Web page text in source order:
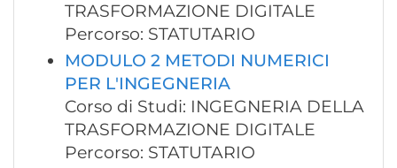
TRASFORMAZIONE DIGITALE
Percorso: STATUTARIO
MODULO 2 METODI NUMERICI
PER L'INGEGNERIA
Corso di Studi: INGEGNERIA DELLA
TRASFORMAZIONE DIGITALE
Percorso: STATUTARIO